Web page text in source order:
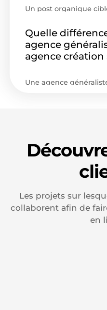
Un post organique
social ads est
segmentée et
précis — CTR, CPL,
Le CPL (coût par lead)
C'est l'indicateur de
Quelle
agence
agence création
Une agence
Les projets sur
collaborent afin de
en